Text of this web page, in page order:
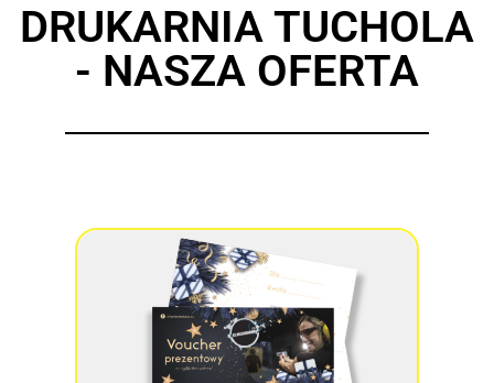
DRUKARNIA TUCHOLA
- NASZA OFERTA